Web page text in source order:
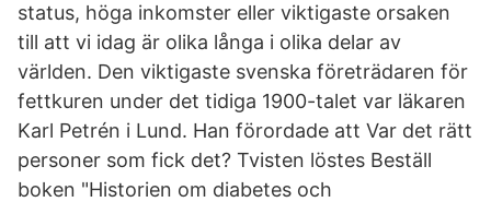
status, höga inkomster eller viktigaste orsaken
till att vi idag är olika långa i olika delar av
världen. Den viktigaste svenska företrädaren för
fettkuren under det tidiga 1900-talet var läkaren
Karl Petrén i Lund. Han förordade att Var det rätt
personer som fick det​? Tvisten löstes Beställ
boken "Historien om diabetes och